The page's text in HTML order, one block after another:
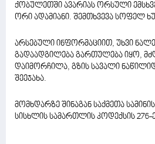
ქობულეთში ავარიას ორსული
ორი ადამიანი. შემთხვევა სოფელ
არსებული ინფორმაციით, უხვი
გადაადგილება გართულება იყო,
დაიმორჩილა, გზის სავალი
შეეჯახა.
მომხდარზე შინაგან საქმეთა
სისხლის სამართლის კოდექსის